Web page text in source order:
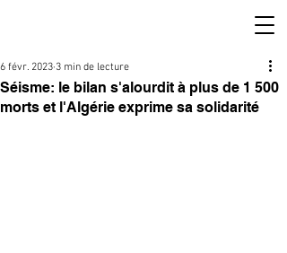
Séisme: le bilan s'alourdit à plus de 1 500
morts et l'Algérie exprime sa solidarité
6 févr. 2023 3 min de lecture